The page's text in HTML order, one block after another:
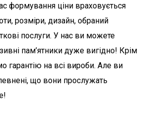
формування ціни враховується
розміри, дизайн, обраний
послуги. У нас ви можете
пам’ятники дуже вигідно! Крім
гарантію на всі вироби. Але ви
що вони прослужать